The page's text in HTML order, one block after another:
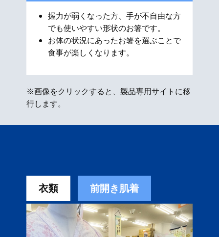
握力が弱くなった方、手が不自由な方
でも使いやすい形状のお箸です。
お体の状況にあったお箸を選ぶことで
食事が楽しくなります。
※画像をクリックすると、製品専用サイトに移
行します。
衣類 前開き肌着